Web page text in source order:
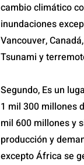
cambio climático
inundaciones
Vancouver,
Tsunami y
Segundo, Es un
1 mil 300 millones
mil 600 millones y
producción y
excepto África se